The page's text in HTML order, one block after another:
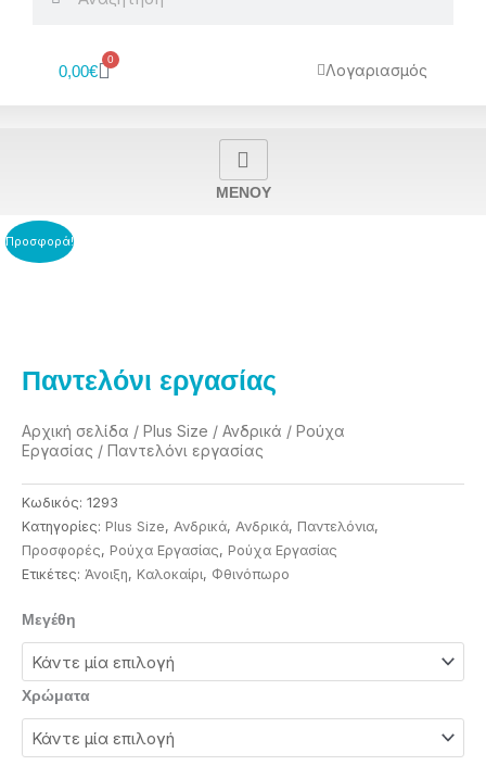
0,00€
0
Cart Λογαριασμός
MENOY
Προσφορά!
Παντελόνι εργασίας
Αρχική σελίδα / Plus Size / Ανδρικά / Ρούχα
Εργασίας / Παντελόνι εργασίας
Κωδικός: 1293
Κατηγορίες: Plus Size, Ανδρικά, Ανδρικά, Παντελόνια,
Προσφορές, Ρούχα Εργασίας, Ρούχα Εργασίας
Ετικέτες: Άνοιξη, Καλοκαίρι, Φθινόπωρο
Μεγέθη
Χρώματα
Παντελόνι
εργασίας
ποσότητα